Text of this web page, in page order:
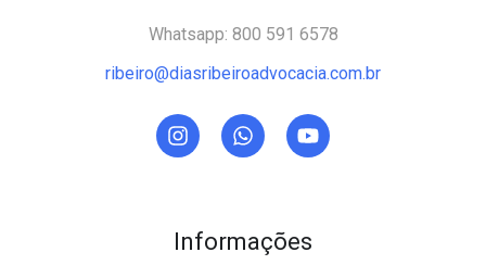
Informações
Whatsapp: 800 591 6578
ribeiro@diasribeiroadvocacia.com.br